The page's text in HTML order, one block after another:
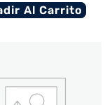
Al Carrito